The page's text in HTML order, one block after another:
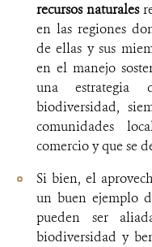
recursos naturales
en las regiones
de ellas y sus
en el manejo
una estrategia
biodiversidad,
comunidades
comercio y que se
Si bien, el
un buen ejemplo
pueden ser
biodiversidad y